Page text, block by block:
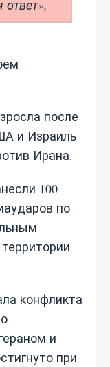
после
и Израиль
Ирана.
100
по
конфликта
и
при